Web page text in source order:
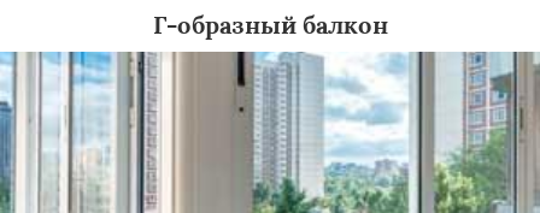
Г-образный балкон